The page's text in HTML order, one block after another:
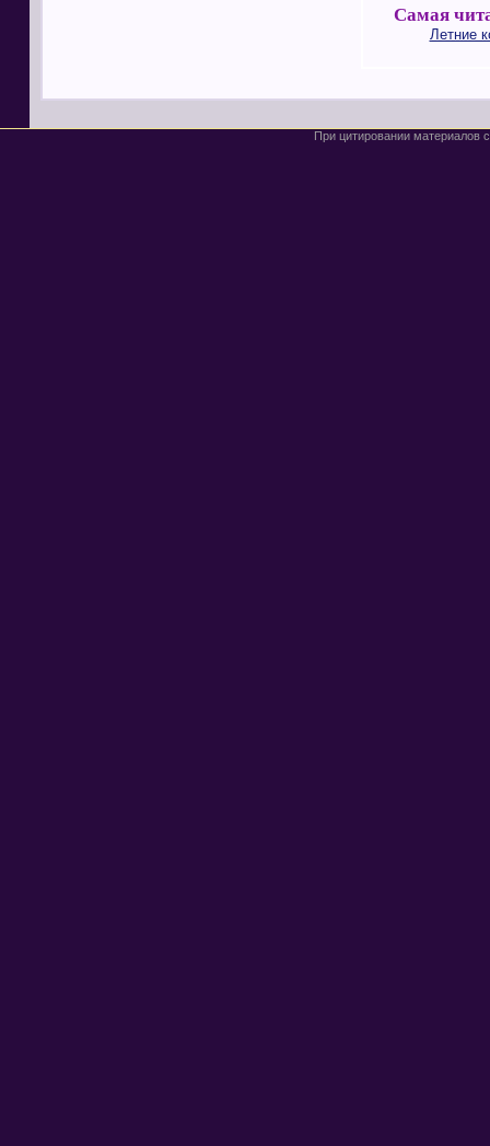
Самая
Летние
При цитировании материалов